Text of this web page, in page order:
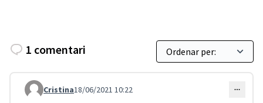
1 comentari
Comentari 2066
Cristina18/06/2021 10:22